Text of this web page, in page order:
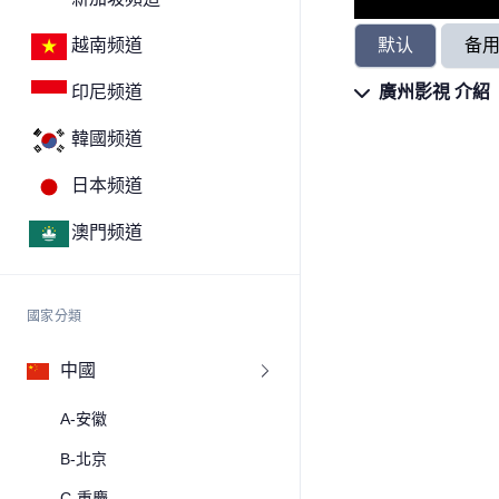
越南频道
印尼频道
韓國频道
日本频道
澳門频道
國家分類
中國
A-安徽
B-北京
默认 备用
廣州影視 介紹